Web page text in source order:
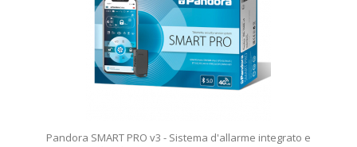
Pandora SMART PRO v3 - Sistema d'allarme integrato e